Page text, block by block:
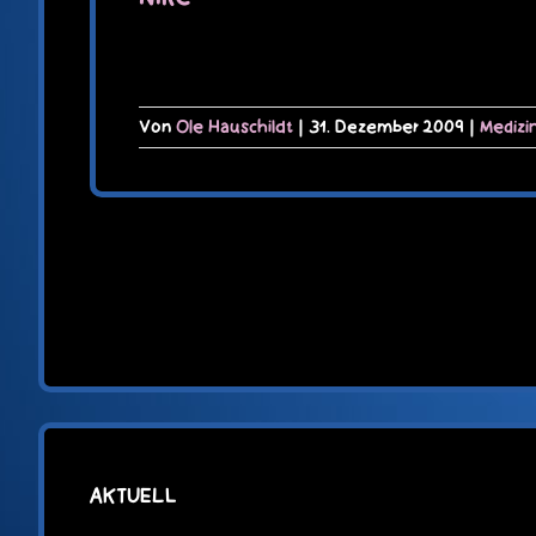
VonOle Hauschildt | 31. Dezember 2009 |
AKTUELL